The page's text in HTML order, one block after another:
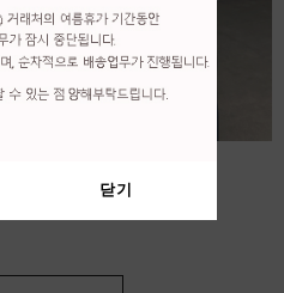
64,000원
닫기
닫기